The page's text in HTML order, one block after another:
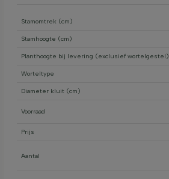
Stamomtrek (cm)
Stamhoogte (cm)
Planthoogte bij levering (exclusief wortelgestel)
Worteltype
Diameter kluit (cm)
Voorraad
Prijs
Aantal